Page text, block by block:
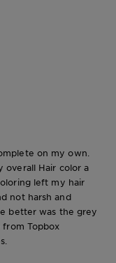
on my own.
overall Hair color a
left my hair
not harsh and
better was the grey
Topbox